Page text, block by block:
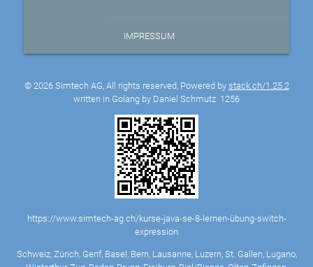
IMPRESSUM
© 2026 Simtech AG, All rights reserved, Powered by stack.ch/1.25.2
written in Golang by Daniel Schmutz 1256
https://www.simtech-ag.ch/kurse-java-se-8-lernen-übung-switch-
expression
Schweiz, Zürich, Genf, Basel, Bern, Lausanne, Luzern, St. Gallen, Lugano,